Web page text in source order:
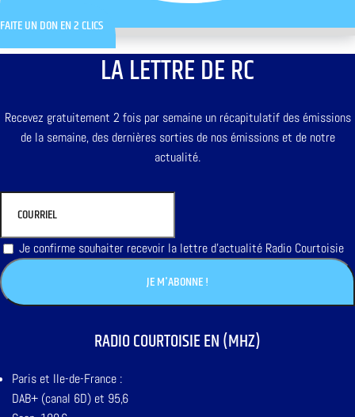
FAITE UN DON EN 2 CLICS
LA LETTRE DE RC
Recevez gratuitement 2 fois par semaine un récapitulatif des émissions
de la semaine, des dernières sorties de nos émissions et de notre
actualité.
Je confirme souhaiter recevoir la lettre d'actualité Radio Courtoisie
RADIO COURTOISIE EN (MHZ)
Paris et Ile-de-France :
DAB+ (canal 6D) et 95,6